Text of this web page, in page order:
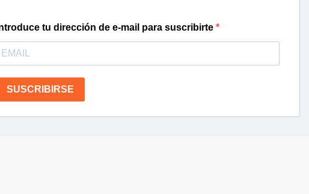
tu dirección de e-mail para suscribirte
SUSCRIBIRSE